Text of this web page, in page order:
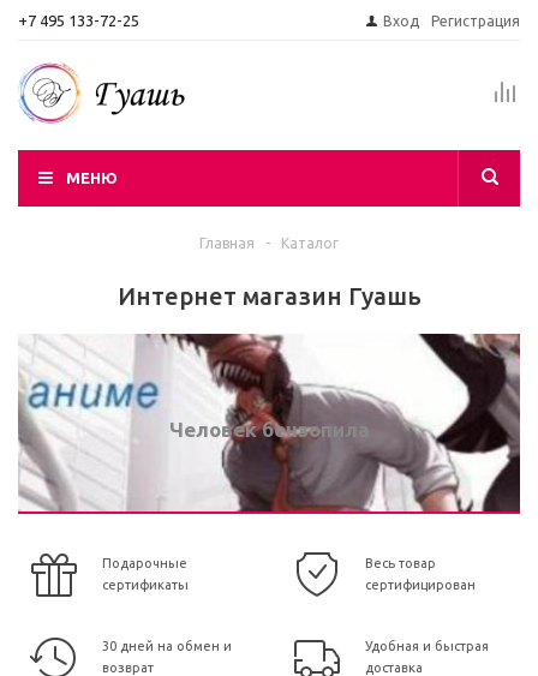
+7 495 133-72-25 Вход Регистрация
МЕНЮ
Главная - Каталог
Интернет магазин Гуашь
Человек бензопила
Подарочные
сертификаты
Весь товар
сертифицирован
30 дней на обмен и
возврат
Удобная и быстрая
доставка